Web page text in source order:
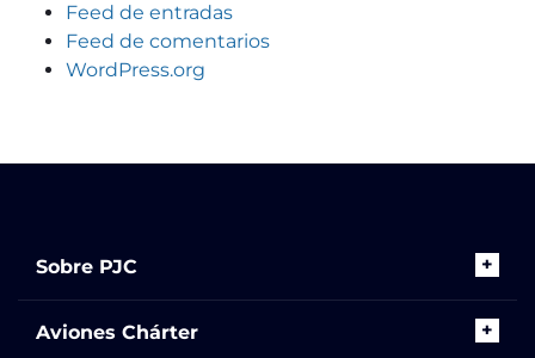
Feed de entradas
Feed de comentarios
WordPress.org
Sobre PJC
Aviones Chárter